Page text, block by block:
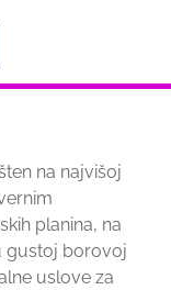
na najvišoj
planina, na
gustoj borovoj
uslove za